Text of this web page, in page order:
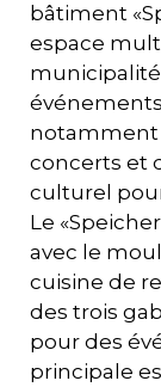
bâtiment
espace
notamment
concerts et
culturel
Le
avec le
cuisine de
des trois
pour des
principale